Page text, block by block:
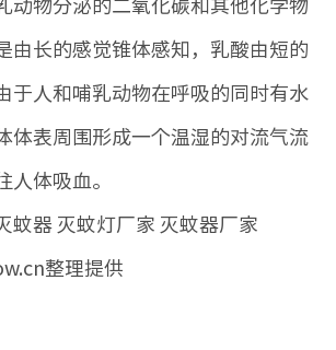
动物分泌的二氧化碳和其他化学物
由长的感觉锥体感知，乳酸由短的
于人和哺乳动物在呼吸的同时有水
体表周围形成一个温湿的对流气流
人体吸血。
蚊器 灭蚊灯厂家 灭蚊器厂家
整理提供